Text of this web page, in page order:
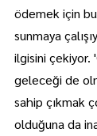
ödemek için
sunmaya
ilgisini çekiyor.
geleceği de
sahip çıkmak
olduğuna da